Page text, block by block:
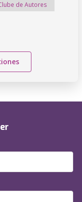
de Autores